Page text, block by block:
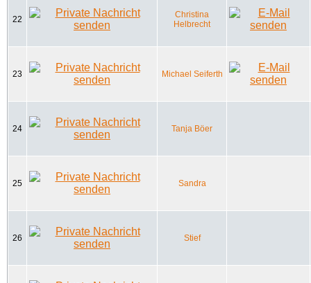
22
Christina
Helbrecht
23 Michael Seiferth
24 Tanja Böer
25 Sandra
26 Stief